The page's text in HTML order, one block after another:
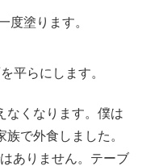
度塗ります。
平らにします。
なくなります。僕は
で外食しました。
ありません。テーブ